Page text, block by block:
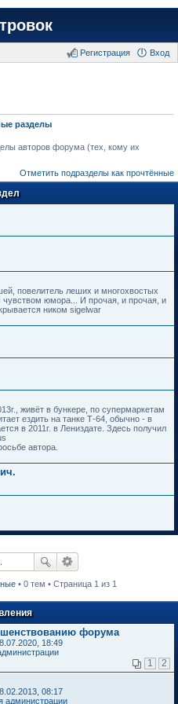
Вход
Регистрация
разделы
авторов форума (тех, кому их
Отметить подразделы как прочтённые
повелитель леших и многохвостых
юмора... И прочая, и прочая, и
ником sigelwar
живёт в бункере, по супермаркетам
ездить на танке Т-64, обычно - в
в 2011г. в Лениздате. Здесь получил
автора.
• 0 тем • Страница 1 из 1
форума
18:49
1 2
08:17
администрации